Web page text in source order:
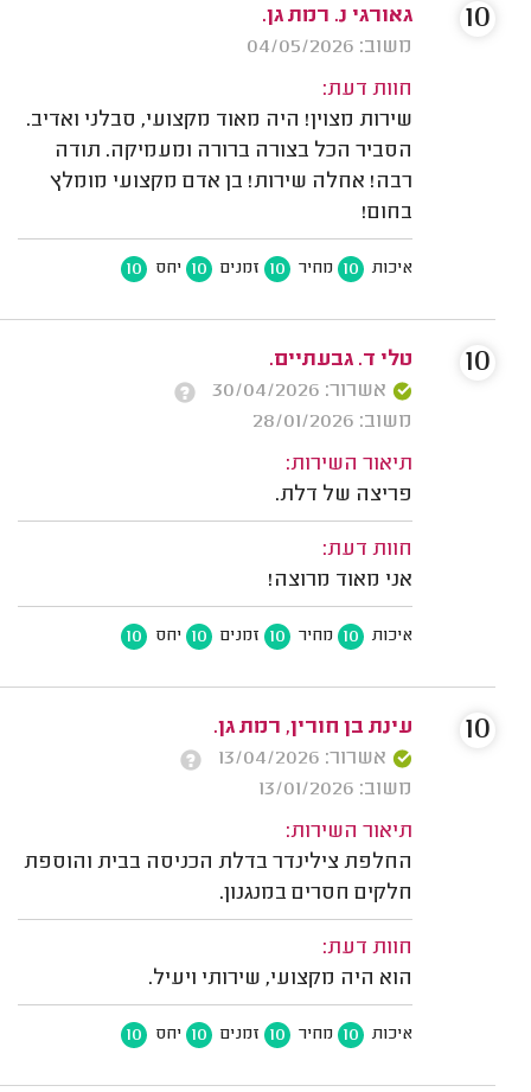
גאורגי נ. רמת גן.
משוב: 04/05/2026
חוות דעת:
שירות מצוין! היה מאוד מקצועי, סבלני ואדיב.
הסביר הכל בצורה ברורה ומעמיקה. תודה
רבה! אחלה שירות! בן אדם מקצועי מומלץ
בחום!
איכות 10 מחיר 10 זמנים 10 יחס 10
10
טלי ד. גבעתיים.
אשרור: 30/04/2026
משוב: 28/01/2026
תיאור השירות:
פריצה של דלת.
חוות דעת:
אני מאוד מרוצה!
איכות 10 מחיר 10 זמנים 10 יחס 10
10
עינת בן חורין, רמת גן.
אשרור: 13/04/2026
משוב: 13/01/2026
תיאור השירות:
החלפת צילינדר בדלת הכניסה בבית והוספת
חלקים חסרים במנגנון.
חוות דעת:
הוא היה מקצועי, שירותי ויעיל.
איכות 10 מחיר 10 זמנים 10 יחס 10
10